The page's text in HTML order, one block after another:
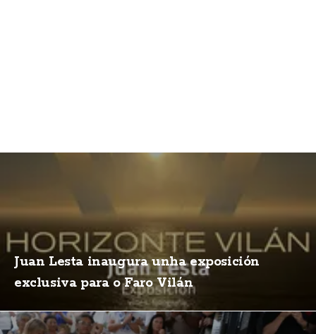
Juan Lesta inaugura unha exposición
exclusiva para o Faro Vilán